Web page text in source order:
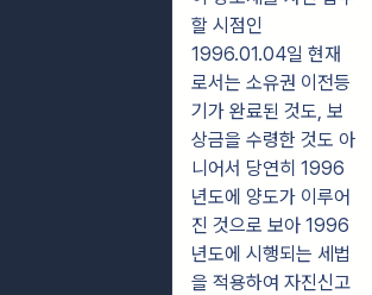
할 시점인
1996.01.04일 현재
로서는 소유권 이전등
기가 완료된 것도, 보
상금을 수령한 것도 아
니어서 당연히 1996
년도에 양도가 이루어
진 것으로 보아 1996
년도에 시행되는 세법
을 적용하여 자진신고